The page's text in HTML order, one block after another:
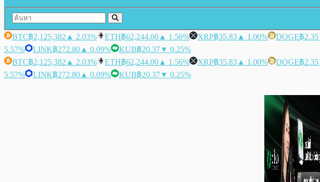
BTC฿2,125,382 ▲ 2.03% ETH฿62,244.00 ▲ 1.56% XRP฿35.83 ▲ 1.00% DOGE฿2.35
5.57%
LINK฿272.80 ▲ 0.09% KUB฿20.37▼ 0.25%
BTC฿2,125,382 ▲ 2.03% ETH฿62,244.00 ▲ 1.56% XRP฿35.83 ▲ 1.00% DOGE฿2.35
5.57%
LINK฿272.80 ▲ 0.09% KUB฿20.37▼ 0.25%